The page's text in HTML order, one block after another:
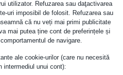
utilizator. Refuzarea sau daţactivarea
uri imposibil de folosit. Refuzarea sau
că nu veți mai primi publicitate
mai putea ține cont de preferințele și
de navigare.
ale cookie-urilor (care nu necesită
intermediul unui cont):